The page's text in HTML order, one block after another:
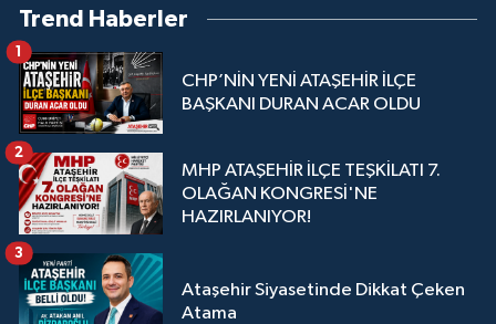
Trend Haberler
CHP’NİN YENİ ATAŞEHİR İLÇE
BAŞKANI DURAN ACAR OLDU
1
MHP ATAŞEHİR İLÇE TEŞKİLATI 7.
OLAĞAN KONGRESİ'NE
HAZIRLANIYOR!
2
Ataşehir Siyasetinde Dikkat Çeken
Atama
3